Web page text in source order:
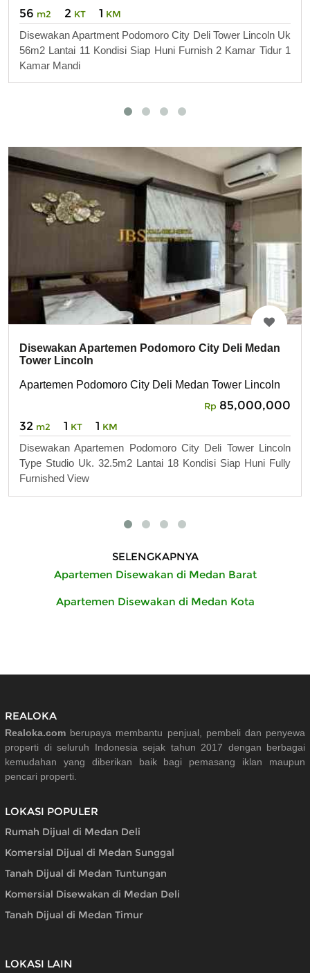
56 m2 2 KT 1 KM
Disewakan Apartment Podomoro City Deli Tower Lincoln Uk
56m2 Lantai 11 Kondisi Siap Huni Furnish 2 Kamar Tidur 1
Kamar Mandi
Disewakan Apartemen Podomoro City Deli Medan
Tower Lincoln
Apartemen Podomoro City Deli Medan Tower Lincoln
Rp 85,000,000
32 m2 1 KT 1 KM
Disewakan Apartemen Podomoro City Deli Tower Lincoln
Type Studio Uk. 32.5m2 Lantai 18 Kondisi Siap Huni Fully
Furnished View
SELENGKAPNYA
Apartemen Disewakan di Medan Barat
Apartemen Disewakan di Medan Kota
REALOKA
Realoka.com berupaya membantu penjual, pembeli dan penyewa
properti di seluruh Indonesia sejak tahun 2017 dengan berbagai
kemudahan yang diberikan baik bagi pemasang iklan maupun
pencari properti.
LOKASI POPULER
Rumah Dijual di Medan Deli
Komersial Dijual di Medan Sunggal
Tanah Dijual di Medan Tuntungan
Komersial Disewakan di Medan Deli
Tanah Dijual di Medan Timur
LOKASI LAIN